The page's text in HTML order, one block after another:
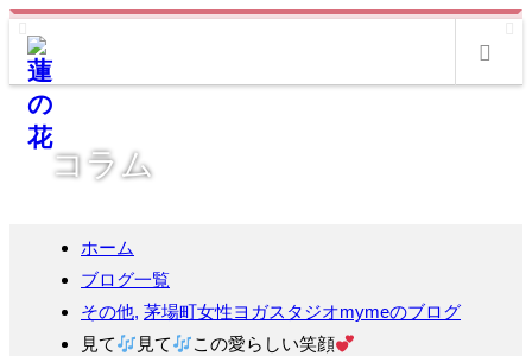
コラム
ホーム
ブログ一覧
その他, 茅場町女性ヨガスタジオmymeのブログ
見て
見て この愛らしい笑顔